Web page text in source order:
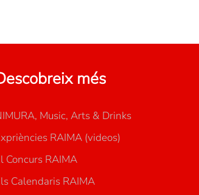
més
Music, Arts & Drinks
RAIMA (videos)
Concurs RAIMA
Calendaris RAIMA